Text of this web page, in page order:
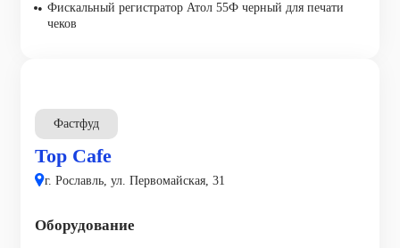
Фискальный регистратор Атол 55Ф черный для печати
чеков
Фастфуд
Top Cafe
г. Рославль, ул. Первомайская, 31
Оборудование